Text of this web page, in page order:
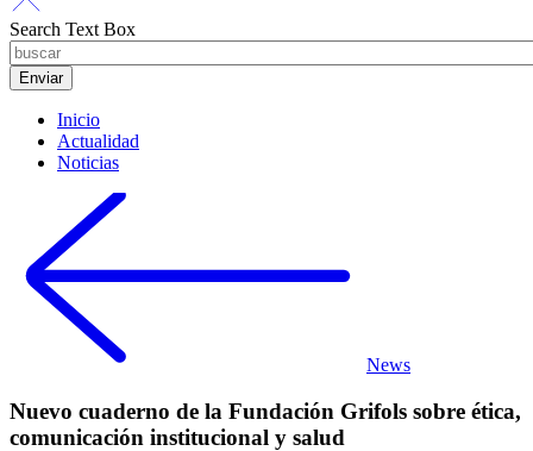
Search Text Box
Inicio
Actualidad
Noticias
News
Nuevo cuaderno de la Fundación Grifols sobre ética,
comunicación institucional y salud